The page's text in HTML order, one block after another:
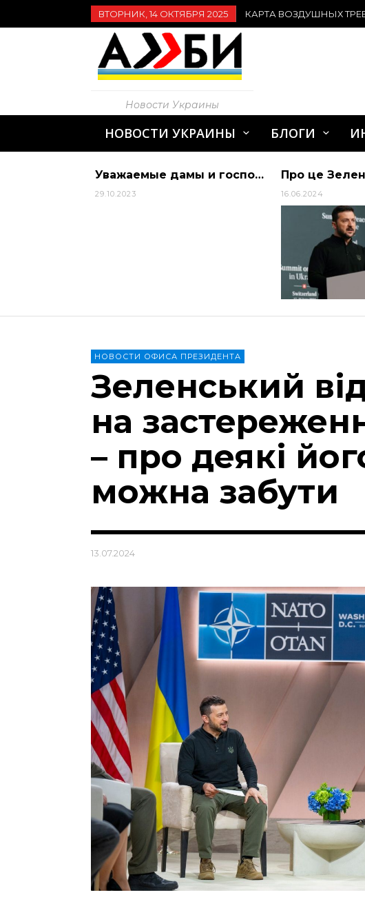
ВТОРНИК, 14 ОКТЯБРЯ 2025 КАРТА ВОЗДУШНЫХ
Новости Украины
НОВОСТИ УКРАИНЫ БЛОГИ
Уважаемые дамы и господа!
29.10.2023 16.06.2024
НОВОСТИ ОФИСА ПРЕЗИДЕНТА
Зеленський
на
– про деякі
можна забути
13.07.2024